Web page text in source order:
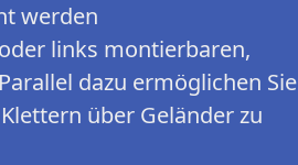
werden
oder links montierbaren,
dazu ermöglichen Sie
über Geländer zu